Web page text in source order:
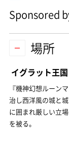
Sponsored
場所
イグラット王国
『機神幻想ルーン
治し西洋風の城と
に囲まれ厳しい立
を被る。